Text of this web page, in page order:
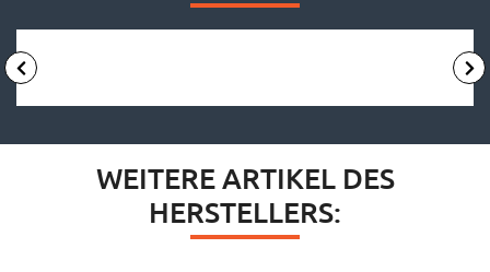
WEITERE ARTIKEL DES
HERSTELLERS: